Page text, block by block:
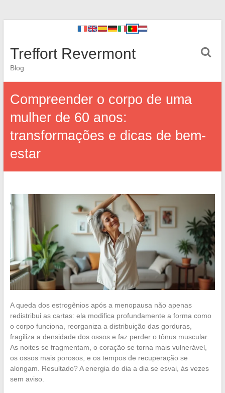
Treffort Revermont
Blog
Compreender o corpo de uma
mulher de 60 anos:
transformações e dicas de bem-
estar
A queda dos estrogênios após a menopausa não apenas
redistribui as cartas: ela modifica profundamente a forma como
o corpo funciona, reorganiza a distribuição das gorduras,
fragiliza a densidade dos ossos e faz perder o tônus muscular.
As noites se fragmentam, o coração se torna mais vulnerável,
os ossos mais porosos, e os tempos de recuperação se
alongam. Resultado? A energia do dia a dia se esvai, às vezes
sem aviso.